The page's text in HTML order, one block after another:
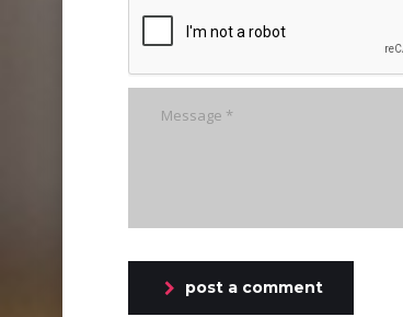
post a comment